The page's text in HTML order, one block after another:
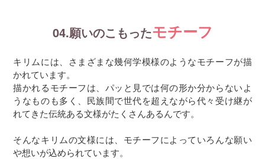
04.願いのこもったモチーフ
キリムには、さまざまな幾何学模様のようなモチーフが描
かれています。
描かれるモチーフは、パッと見では何の形か分からないよ
うなものも多く、民族間で世代を超えながら代々受け継が
れてきた伝統ある文様がたくさんあるんです。
そんなキリムの文様には、モチーフによっていろんな願い
や想いが込められています。